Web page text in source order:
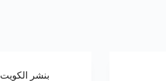
بنشر الكويت